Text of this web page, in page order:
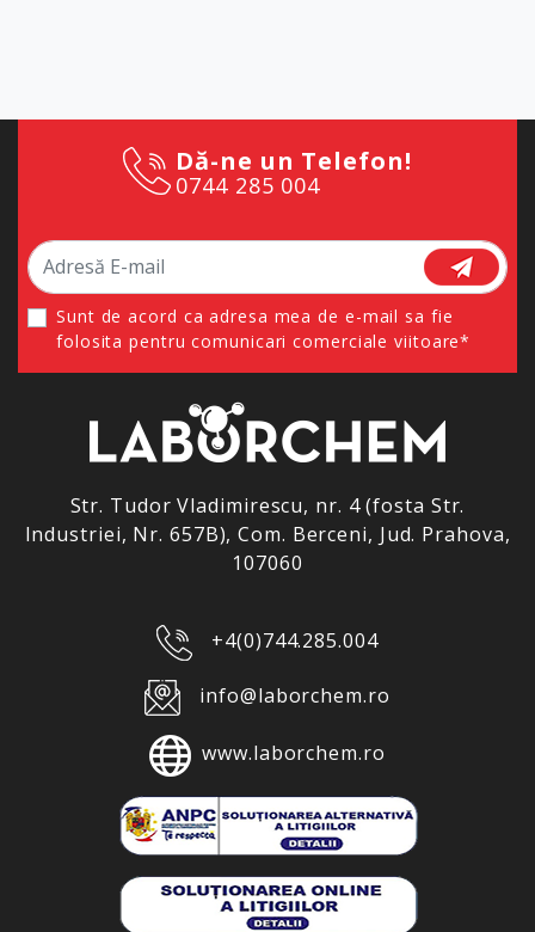
Dă-ne un Telefon!
0744 285 004
Sunt de acord ca adresa mea de e-mail sa fie
folosita pentru comunicari comerciale viitoare*
Str. Tudor Vladimirescu, nr. 4 (fosta Str.
Industriei, Nr. 657B), Com. Berceni, Jud. Prahova,
107060
+4(0)744.285.004
info@laborchem.ro
www.laborchem.ro